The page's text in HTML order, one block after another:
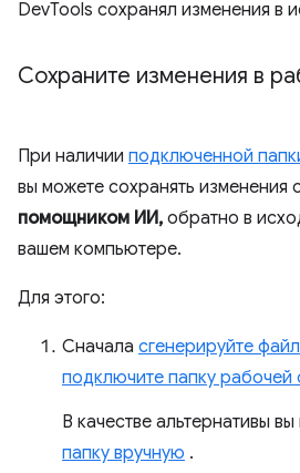
DevTools сохранял изменения в
Сохраните изменения в
При наличии подключенной
вы можете сохранять изменения
помощником ИИ, обратно в
вашем компьютере.
Для этого:
Сначала сгенерируйте
подключите папку рабочей
В качестве альтернативы
папку вручную .